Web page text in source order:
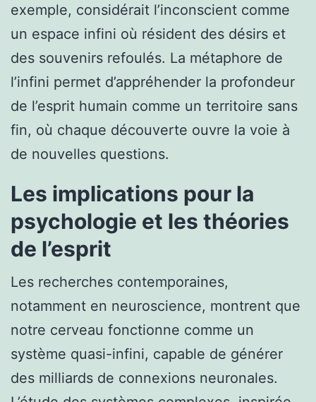
exemple, considérait l’inconscient comme
un espace infini où résident des désirs et
des souvenirs refoulés. La métaphore de
l’infini permet d’appréhender la profondeur
de l’esprit humain comme un territoire sans
fin, où chaque découverte ouvre la voie à
de nouvelles questions.
Les implications pour la
psychologie et les théories
de l’esprit
Les recherches contemporaines,
notamment en neuroscience, montrent que
notre cerveau fonctionne comme un
système quasi-infini, capable de générer
des milliards de connexions neuronales.